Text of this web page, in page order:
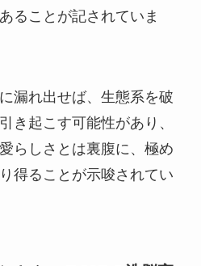
ることが記されていま
漏れ出せば、生態系を破
き起こす可能性があり、
らしさとは裏腹に、極め
得ることが示唆されてい